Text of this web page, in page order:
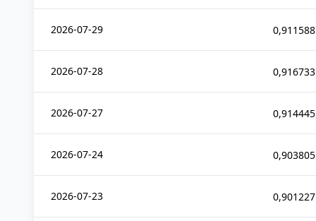
2026-07-29 0,911588
2026-07-28 0,916733
2026-07-27 0,914445
2026-07-24 0,903805
2026-07-23 0,901227